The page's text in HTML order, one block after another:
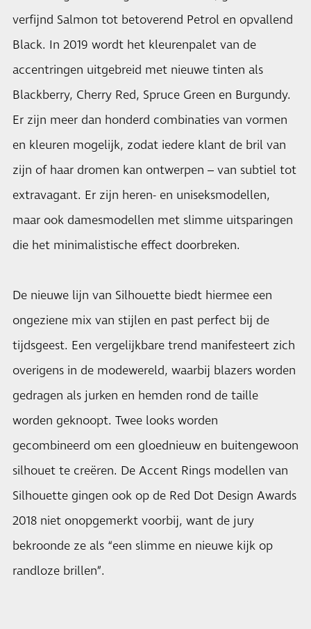
verfijnd Salmon tot betoverend Petrol en opvallend
Black. In 2019 wordt het kleurenpalet van de
accentringen uitgebreid met nieuwe tinten als
Blackberry, Cherry Red, Spruce Green en Burgundy.
Er zijn meer dan honderd combinaties van vormen
en kleuren mogelijk, zodat iedere klant de bril van
zijn of haar dromen kan ontwerpen – van subtiel tot
extravagant. Er zijn heren- en uniseksmodellen,
maar ook damesmodellen met slimme uitsparingen
die het minimalistische effect doorbreken.
De nieuwe lijn van Silhouette biedt hiermee een
ongeziene mix van stijlen en past perfect bij de
tijdsgeest. Een vergelijkbare trend manifesteert zich
overigens in de modewereld, waarbij blazers worden
gedragen als jurken en hemden rond de taille
worden geknoopt. Twee looks worden
gecombineerd om een gloednieuw en buitengewoon
silhouet te creëren. De Accent Rings modellen van
Silhouette gingen ook op de Red Dot Design Awards
2018 niet onopgemerkt voorbij, want de jury
bekroonde ze als “een slimme en nieuwe kijk op
randloze brillen”.